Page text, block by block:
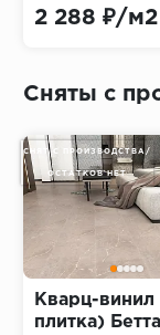
2 288 ₽/м2
Сняты с
СНЯТ С ПРОИЗВОДСТВА/
ОСТАТКОВ НЕТ
Кварц-
плитка) Бетта